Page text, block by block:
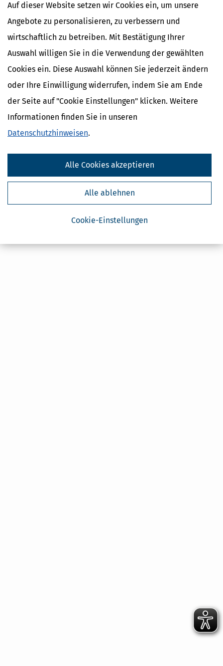
Auf dieser Website setzen wir Cookies ein, um unsere
Angebote zu personalisieren, zu verbessern und
wirtschaftlich zu betreiben. Mit Bestätigung Ihrer
Auswahl willigen Sie in die Verwendung der gewählten
Cookies ein. Diese Auswahl können Sie jederzeit ändern
oder Ihre Einwilligung widerrufen, indem Sie am Ende
der Seite auf "Cookie Einstellungen" klicken. Weitere
Informationen finden Sie in unseren
Datenschutzhinweisen.
Cookie-Einstellungen
Alle ablehnen
Alle Cookies akzeptieren
EPUB-Datei, für eBook-Reader
*Preise inkl. gesetzl. MwSt.
Über das Produkt
Inhaltsverzeichnis
Kundenbewertungen